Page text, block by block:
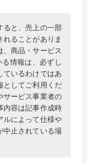
ると、売上の一部
ることがありま
商品・サービス
情報は、必ずし
ているわけではあ
としてご利用くだ
サービス事業者の
内容は記事作成時
ルによって仕様や
中止されている場